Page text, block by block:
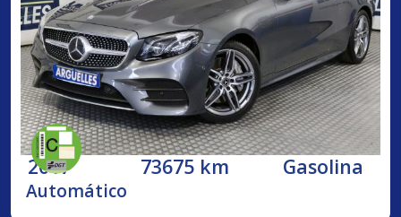
2017 73675 km Gasolina
Automático